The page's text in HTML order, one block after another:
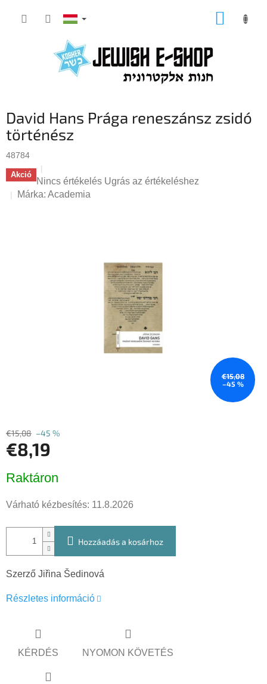
KOSÁR
David Hans Prága reneszánsz zsidó
történész
48784
Akció
A
termék
Nincs értékelés Ugrás az értékeléshez
Márka: Academia
€15,08
–45 %
€15,08 –45 %
€8,19
Raktáron
Várható kézbesítés: 11.8.2026
Hozzáadás a kosárhoz
Szerző Jiřina Šedinová
Részletes információ
KÉRDÉS NYOMON KÖVETÉS